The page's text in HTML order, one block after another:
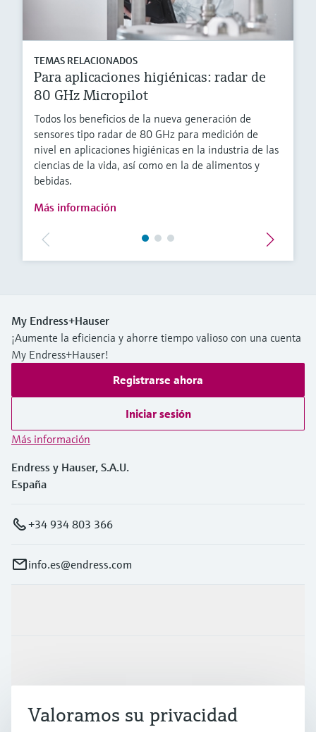
TEMAS RELACIONADOS
Para aplicaciones higiénicas: radar de
80 GHz Micropilot
Todos los beneficios de la nueva generación de
sensores tipo radar de 80 GHz para medición de
nivel en aplicaciones higiénicas en la industria de las
ciencias de la vida, así como en la de alimentos y
bebidas.
Más información
My Endress+Hauser
¡Aumente la eficiencia y ahorre tiempo valioso con una cuenta
My Endress+Hauser!
Registrarse ahora
Iniciar sesión
Más información
Endress y Hauser, S.A.U.
España
+34 934 803 366
info.es@endress.com
Soporte
Valoramos su privacidad